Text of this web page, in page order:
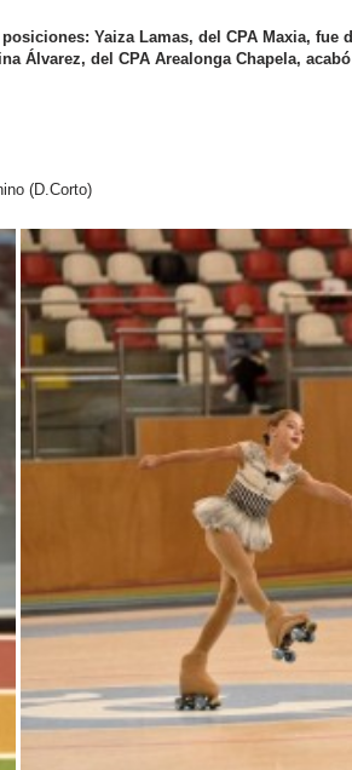
Yaiza Lamas, del CPA Maxia, fue
Álvarez, del CPA Arealonga Chapela,
(D.Corto)